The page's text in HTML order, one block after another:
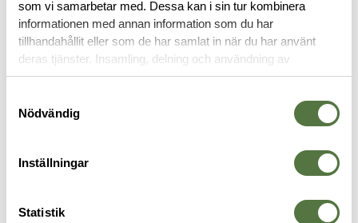
som vi samarbetar med. Dessa kan i sin tur kombinera
informationen med annan information som du har
tillhandahållit eller som de har samlat in när du har använt
deras tjänster. Insamling, delning och användning av
personuppgifter kan användas för personalisering av
Nödvändig
Inställningar
Statistik
RECENSIONER
OM VARUMÄRKET
MAGASINFICKOR